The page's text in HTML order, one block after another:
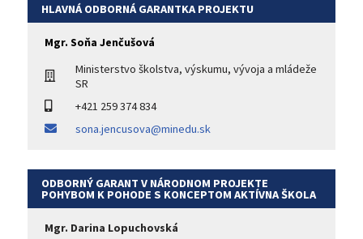
HLAVNÁ ODBORNÁ GARANTKA PROJEKTU
Mgr. Soňa Jenčušová
Ministerstvo školstva, výskumu, vývoja a mládeže
SR
+421 259 374 834
sona.jencusova@minedu.sk
ODBORNÝ GARANT V NÁRODNOM PROJEKTE
POHYBOM K POHODE S KONCEPTOM AKTÍVNA ŠKOLA
Mgr. Darina Lopuchovská